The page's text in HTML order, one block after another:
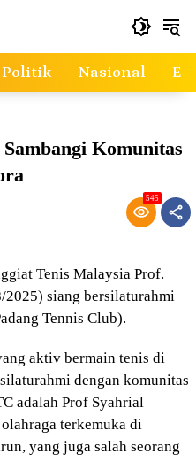
Politik Nasional
Komunitas
545
Tenis Malaysia Prof.
siang bersilaturahmi
Tennis Club).
aktiv bermain tenis di
dengan komunitas
adalah Prof Syahrial
terkemuka di
yang juga salah seorang